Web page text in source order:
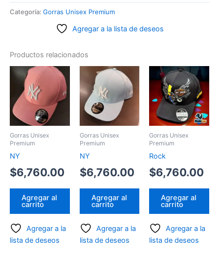
Segunda
Linea
Categoría: Gorras Unisex Premium
Agregar a la lista de deseos
Productos relacionados
Gorras Unisex
Premium
NY
$6,760.00
Agregar al
carrito
Agregar a la
lista de deseos
Gorras Unisex
Premium
NY
$6,760.00
Agregar al
carrito
Agregar a la
lista de deseos
Gorras Unisex
Premium
Rock
$6,760.00
Agregar al
carrito
Agregar a la
lista de deseos